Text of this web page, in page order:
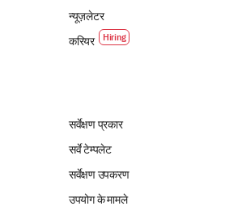
न्यूज़लेटर
करियर
सर्वेक्षण प्रकार
सर्वे टेम्पलेट
सर्वेक्षण उपकरण
उपयोग के मामले